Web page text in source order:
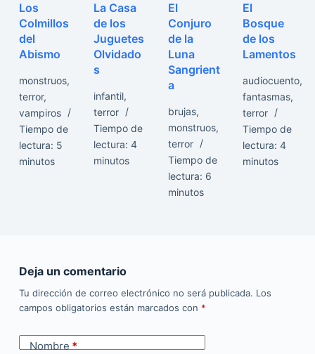
Los
Colmillos
del
Abismo
monstruos,
terror,
vampiros
Tiempo de
lectura: 5
minutos
La Casa
de los
Juguetes
Olvidado
s
infantil,
terror
Tiempo de
lectura: 4
minutos
El
Conjuro
de la
Luna
Sangrient
a
brujas,
monstruos,
terror
Tiempo de
lectura: 6
minutos
El
Bosque
de los
Lamentos
audiocuento,
fantasmas,
terror
Tiempo de
lectura: 4
minutos
Deja un comentario
Tu dirección de correo electrónico no será publicada. Los
campos obligatorios están marcados con *
Nombre*